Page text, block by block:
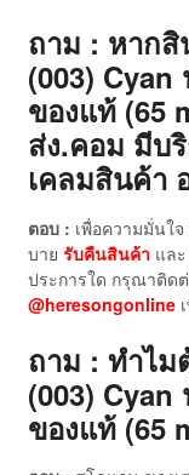
ถาม : หากสิ
(003)
ของแท้ (65
ส่ง.คอม มีบ
เคลมสินค้า
ตอบ : เพื่อความมั่นใ
บาย รับคืนสินค้า และ
ประการใด กรุณาติด
@heresongonline
ถาม : ทำไม
(003)
ของแท้ (65